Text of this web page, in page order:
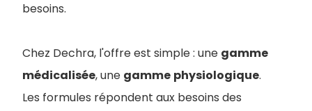
besoins.
Chez Dechra, l'offre est simple : une gamme
médicalisée, une gamme physiologique.
Les formules répondent aux besoins des